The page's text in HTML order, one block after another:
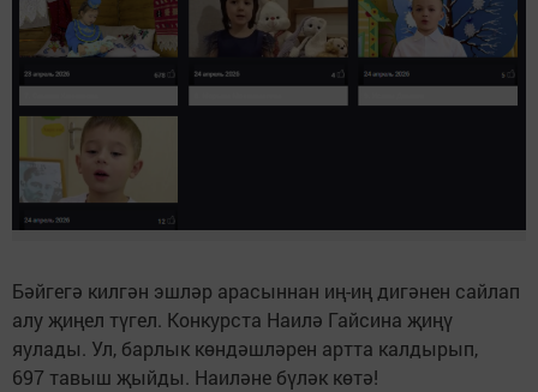
Бәйгегә килгән эшләр арасыннан иң-иң дигәнен сайлап
алу җиңел түгел. Конкурста Наилә Гайсина җиңү
яулады. Ул, барлык көндәшләрен артта калдырып,
697 тавыш җыйды. Наиләне бүләк көтә!